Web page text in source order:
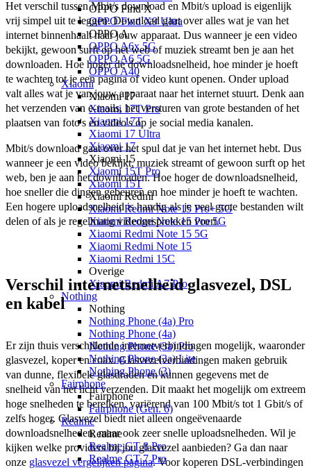
OPPO Find X
OPPO Find X9 Ultra
OPPO A
OPPO A6x 5G
OPPO A6 5G
OPPO A40
Xiaomi
Xiaomi 17
Xiaomi 17T Pro
Xiaomi 17T
Xiaomi 17 Ultra
Xiaomi 17
Xiaomi 15
Xiaomi 15T Pro
Xiaomi 15T
Xiaomi Redmi
Xiaomi Redmi Note 15 Pro+ 5G
Xiaomi Redmi Note 15 Pro 5G
Xiaomi Redmi Note 15 5G
Xiaomi Redmi Note 15
Xiaomi Redmi 15C
Overige
Xiaomi Redmi A7 Pro
Nothing
Nothing
Nothing Phone (4a) Pro
Nothing Phone (4a)
Nothing Phone (3a) Pro
Nothing Phone (3a) Lite
Nothing Phone (3)
Fairphone
Fairphone
Fairphone (Gen. 6)
Realme
Realme
Realme GT 8 Pro
Realme GT 7 Pro
Het verschil tussen Mbit/s download en Mbit/s upload is eigenlijk
vrij simpel uit te leggen. Download gaat over alles wat je van het
internet binnenhaalt naar jouw apparaat. Dus wanneer je een video
bekijkt, gewoon surft op het web of muziek streamt ben je aan het
downloaden. Hoe hoger de downloadsnelheid, hoe minder je hoeft
te wachten tot je een pagina of video kunt openen. Onder upload
valt alles wat je van jouw apparaat naar het internet stuurt. Denk aan
het verzenden van e-mails, het versturen van grote bestanden of het
plaatsen van foto's en video's op je social media kanalen.
Mbit/s download gaat over het spul dat je van het internet hebt. Dus
wanneer je een video bekijkt, muziek streamt of gewoon surft op het
web, ben je aan het downloaden. Hoe hoger de downloadsnelheid,
hoe sneller die dingen gebeuren en hoe minder je hoeft te wachten.
Een hogere uploadsnelheid is handig als je veel grote bestanden wilt
delen of als je regelmatig videogesprekken voert.
Verschil internetsnelheid glasvezel, DSL
en kabel
Er zijn thuis verschillende internetverbindingen mogelijk, waaronder
glasvezel, koper en coax. Glasvezelverbindingen maken gebruik
van dunne, flexibele glasdraden en kunnen gegevens met de
snelheid van het licht verzenden. Dit maakt het mogelijk om extreem
hoge snelheden te bereiken, variërend van 100 Mbit/s tot 1 Gbit/s of
zelfs hoger. Glasvezel biedt niet alleen ongeëvenaarde
downloadsnelheden, maar ook zeer snelle uploadsnelheden. Wil je
kijken welke providers bij jou glasvezel aanbieden? Ga dan naar
onze glasvezel vergelijken pagina. Voor koperen DSL-verbindingen